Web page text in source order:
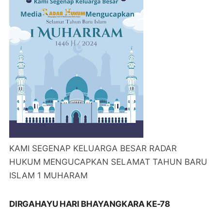
KAMI SEGENAP KELUARGA BESAR RADAR
HUKUM MENGUCAPKAN SELAMAT TAHUN BARU
ISLAM 1 MUHARAM
DIRGAHAYU HARI BHAYANGKARA KE-78